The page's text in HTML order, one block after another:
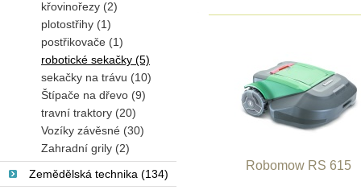
Robomow RS 615
křovinořezy (2)
plotostřihy (1)
postřikovače (1)
robotické sekačky (5)
sekačky na trávu (10)
Štípače na dřevo (9)
travní traktory (20)
Vozíky závěsné (30)
Zahradní grily (2)
Zemědělská technika (134)